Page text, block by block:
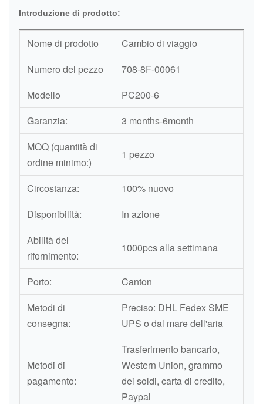
Introduzione di prodotto:
Nome di prodotto
Cambio di viaggio
Numero del pezzo
708-8F-00061
Modello
PC200-6
Garanzia:
3 months-6month
MOQ (quantità di
ordine minimo:)
1 pezzo
Circostanza:
100% nuovo
Disponibilità:
In azione
Abilità del
rifornimento:
1000pcs alla settimana
Porto:
Canton
Metodi di
consegna:
Preciso: DHL Fedex SME
UPS o dal mare dell'aria
Metodi di
pagamento:
Trasferimento bancario,
Western Union, grammo
dei soldi, carta di credito,
Paypal